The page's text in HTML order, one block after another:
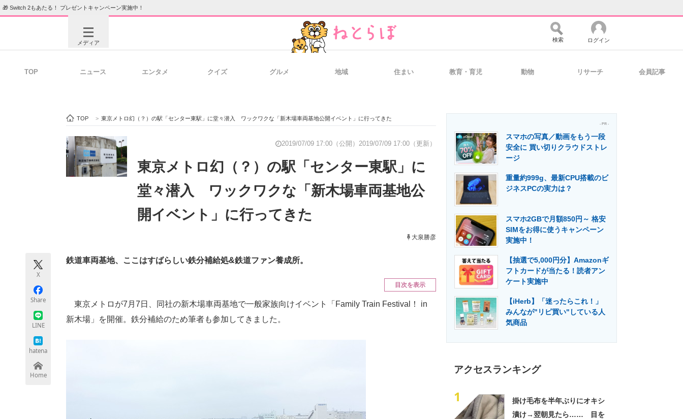
🎁 Switch 2もあたる！ プレゼントキャンペーン実施中！
メディア
ビジネスと働き方のヒント 経営リーダーのコミュニティ マーケ×ITの今がよく分かる
ITエンジニア向け専門サイト 企業向けIT製品の総合サイト IT製品の技術・比較・事例 製造業のIT導入・活用を支援
エネルギーの専門メディア 建設×テクノロジーの最前線
検索 ログイン
TOP ニュース エンタメ クイズ グルメ 地域 住まい 教育・育児 動物 リサーチ 会員記事
TOP > 東京メトロ幻（？）の駅「センター東駅」に堂々潜入 ワックワクな「新木場車両基地公開イベント」に行ってきた
2019/07/09 17:00（公開） 2019/07/09 17:00（更新）
東京メトロ幻（？）の駅「センター東駅」に
堂々潜入 ワックワクな「新木場車両基地公
開イベント」に行ってきた
大泉勝彦
X
Share
LINE
hatena
Home
鉄道車両基地、ここはすばらしい鉄分補給処&鉄道ファン養成所。
目次を表示
東京メトロが7月7日、同社の新木場車両基地で一般家族向けイベント「Family Train Festival！ in
新木場」を開催。鉄分補給のため筆者も参加してきました。
- PR -
スマホの写真／動画をもう一段
安全に 買い切りクラウドストレ
ージ
重量約999g、最新CPU搭載のビ
ジネスPCの実力は？
スマホ2GBで月額850円～ 格安
SIMをお得に使うキャンペーン
実施中！
【抽選で5,000円分】Amazonギ
フトカードが当たる！読者アン
ケート実施中
【iHerb】「迷ったらこれ！」
みんなが"リピ買い"している人
気商品
アクセスランキング
1
掛け毛布を半年ぶりにオキシ
漬け→翌朝見たら…… 目を